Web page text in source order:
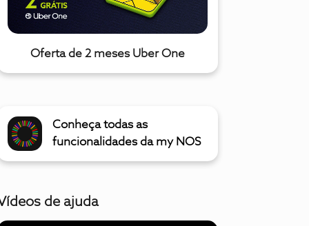
Oferta de 2 meses Uber One
Conheça todas as
funcionalidades da my NOS
de ajuda